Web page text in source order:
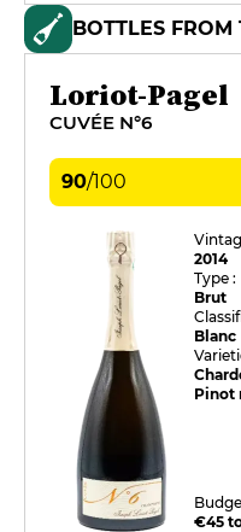
BOTTLES
Loriot-Pagel
CUVÉE N°6
90/100
2014
Type :
Brut
Blanc
Pinot
€45